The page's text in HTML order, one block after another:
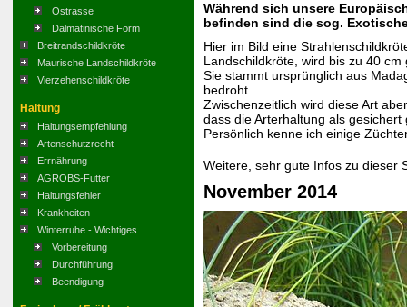
Ostrasse
Dalmatinische Form
Breitrandschildkröte
Maurische Landschildkröte
Vierzehenschildkröte
Haltung
Haltungsempfehlung
Artenschutzrecht
Errnährung
AGROBS-Futter
Haltungsfehler
Krankheiten
Winterruhe - Wichtiges
Vorbereitung
Durchführung
Beendigung
Während sich unsere
befinden sind die sog.
Hier im Bild eine
Landschildkröte, wird bis zu 40
Sie stammt ursprünglich aus
bedroht.
Zwischenzeitlich wird diese Art
dass die Arterhaltung als gesichert
Persönlich kenne ich einige
Weitere, sehr gute Infos zu dieser
November 2014